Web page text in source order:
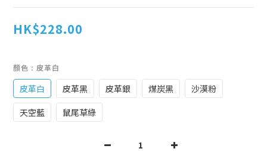
HK$228.00
顏色 : 皮革白
皮革白 皮革黑 皮革銀 煤炭黑
沙漠粉
天空藍
鼠尾草綠